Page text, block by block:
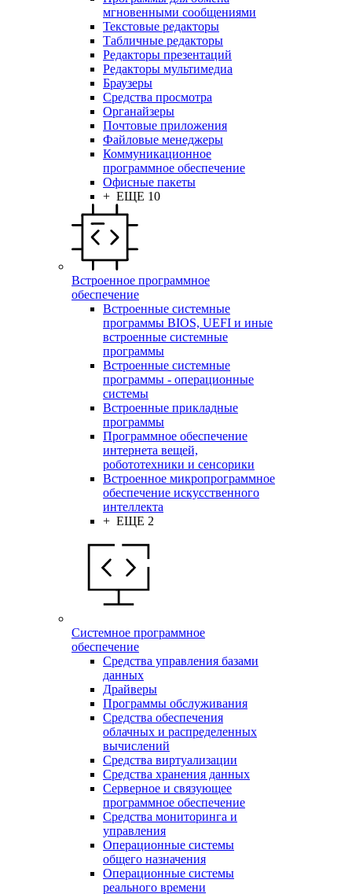
мгновенными сообщениями
Текстовые редакторы
Табличные редакторы
Редакторы презентаций
Редакторы мультимедиа
Браузеры
Средства просмотра
Органайзеры
Почтовые приложения
Файловые менеджеры
Коммуникационное
программное обеспечение
Офисные пакеты
+ ЕЩЕ 10
Встроенное программное
обеспечение
Встроенные системные
программы BIOS, UEFI и иные
встроенные системные
программы
Встроенные системные
программы - операционные
системы
Встроенные прикладные
программы
Программное обеспечение
интернета вещей,
робототехники и сенсорики
Встроенное микропрограммное
обеспечение искусственного
интеллекта
+ ЕЩЕ 2
Системное программное
обеспечение
Средства управления базами
данных
Драйверы
Программы обслуживания
Средства обеспечения
облачных и распределенных
вычислений
Средства виртуализации
Средства хранения данных
Серверное и связующее
программное обеспечение
Средства мониторинга и
управления
Операционные системы
общего назначения
Операционные системы
реального времени